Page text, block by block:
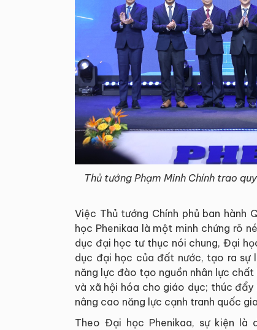
Thủ tướng Phạm Minh Chính trao
Việc Thủ tướng Chính phủ ban hành
học Phenikaa là một minh chứng rõ
dục đại học tư thục nói chung, Đại
dục đại học của đất nước, tạo ra sự
năng lực đào tạo nguồn nhân lực
và xã hội hóa cho giáo dục; thúc
nâng cao năng lực cạnh tranh quốc
Theo Đại học Phenikaa, sự kiện